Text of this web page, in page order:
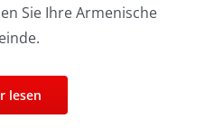
Sie Ihre Armenische
lesen